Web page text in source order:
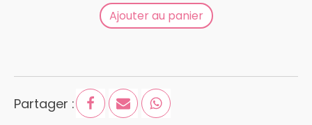
Ajouter au panier
Partager :